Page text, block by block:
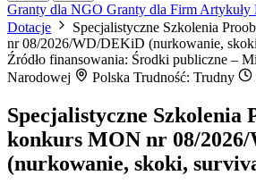
Granty dla NGO Granty dla Firm Artykuły
Dotacje
Specjalistyczne Szkolenia
nr 08/2026/WD/DEKiD (nurkowanie,
Źródło finansowania: Środki publiczne –
Narodowej
Polska Trudność: Trudny
Specjalistyczne Szkolenia
konkurs MON nr 08/
(nurkowanie, skoki,